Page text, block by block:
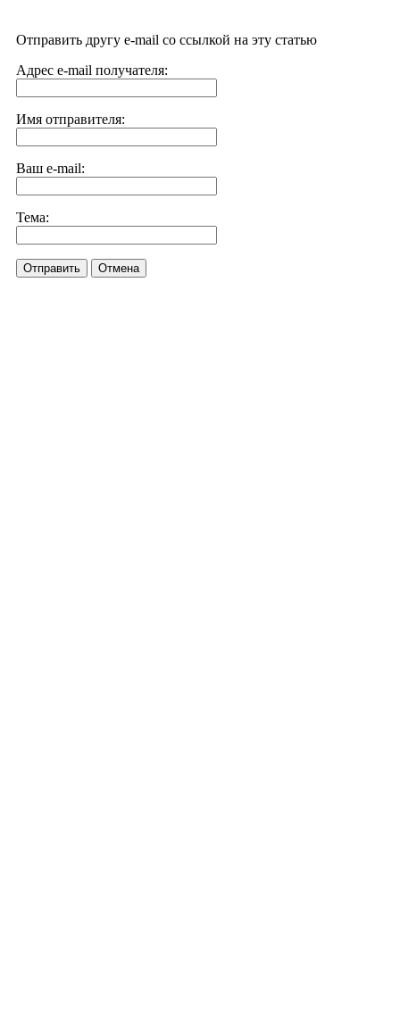
Отправить другу e-mail со ссылкой на эту статью
Адрес e-mail получателя:
Имя отправителя:
Ваш e-mail:
Тема:
Отправить Отмена